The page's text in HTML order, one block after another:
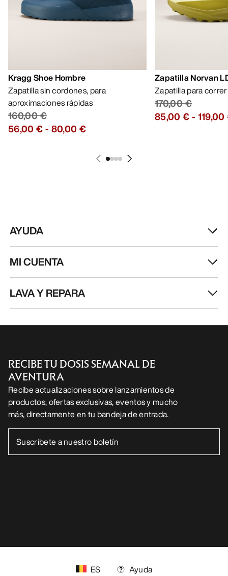
Kragg Shoe Hombre
Zapatilla sin cordones, para
aproximaciones rápidas
160,00 €
56,00 €- 80,00 €
Zapatilla Norvan
Zapatilla para
170,00 €
85,00 €-
AYUDA
MI CUENTA
LAVA Y REPARA
RECIBE TU DOSIS SEMANAL DE
AVENTURA
Recibe actualizaciones sobre lanzamientos de
productos, ofertas exclusivas, eventos y mucho
más, directamente en tu bandeja de entrada.
ES Ayuda